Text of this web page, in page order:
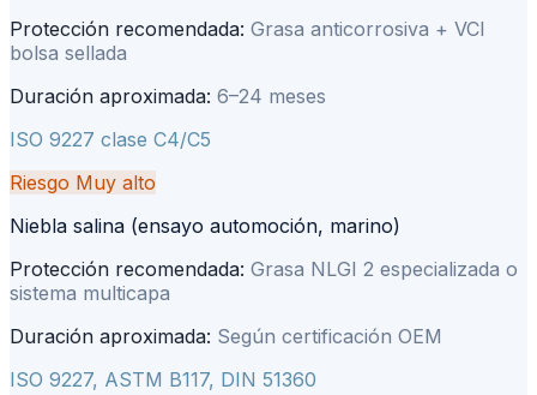
Protección recomendada: Grasa anticorrosiva + VCI
bolsa sellada
Duración aproximada: 6–24 meses
ISO 9227 clase C4/C5
Riesgo Muy alto
Niebla salina (ensayo automoción, marino)
Protección recomendada: Grasa NLGI 2 especializada o
sistema multicapa
Duración aproximada: Según certificación OEM
ISO 9227, ASTM B117, DIN 51360